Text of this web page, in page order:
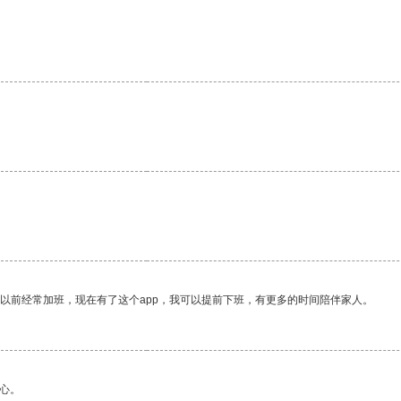
经常加班，现在有了这个app，我可以提前下班，有更多的时间陪伴家人。
。